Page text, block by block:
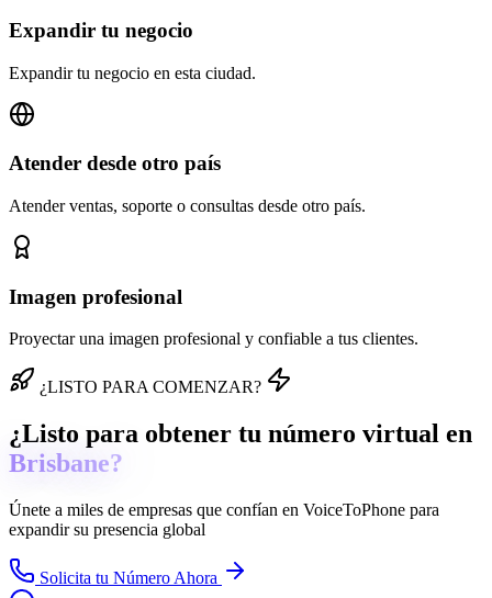
Expandir tu negocio
Expandir tu negocio en esta ciudad.
Atender desde otro país
Atender ventas, soporte o consultas desde otro país.
Imagen profesional
Proyectar una imagen profesional y confiable a tus clientes.
¿LISTO PARA COMENZAR?
¿Listo para obtener tu número virtual en
Brisbane?
Únete a miles de empresas que confían en VoiceToPhone para
expandir su presencia global
Solicita tu Número Ahora